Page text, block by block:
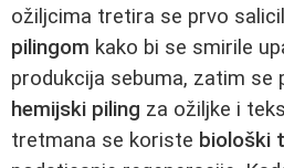
ožiljcima tretira se prvo
pilingom kako bi se smirile
produkcija sebuma, zatim se
hemijski piling za ožiljke i
tretmana se koriste biološki